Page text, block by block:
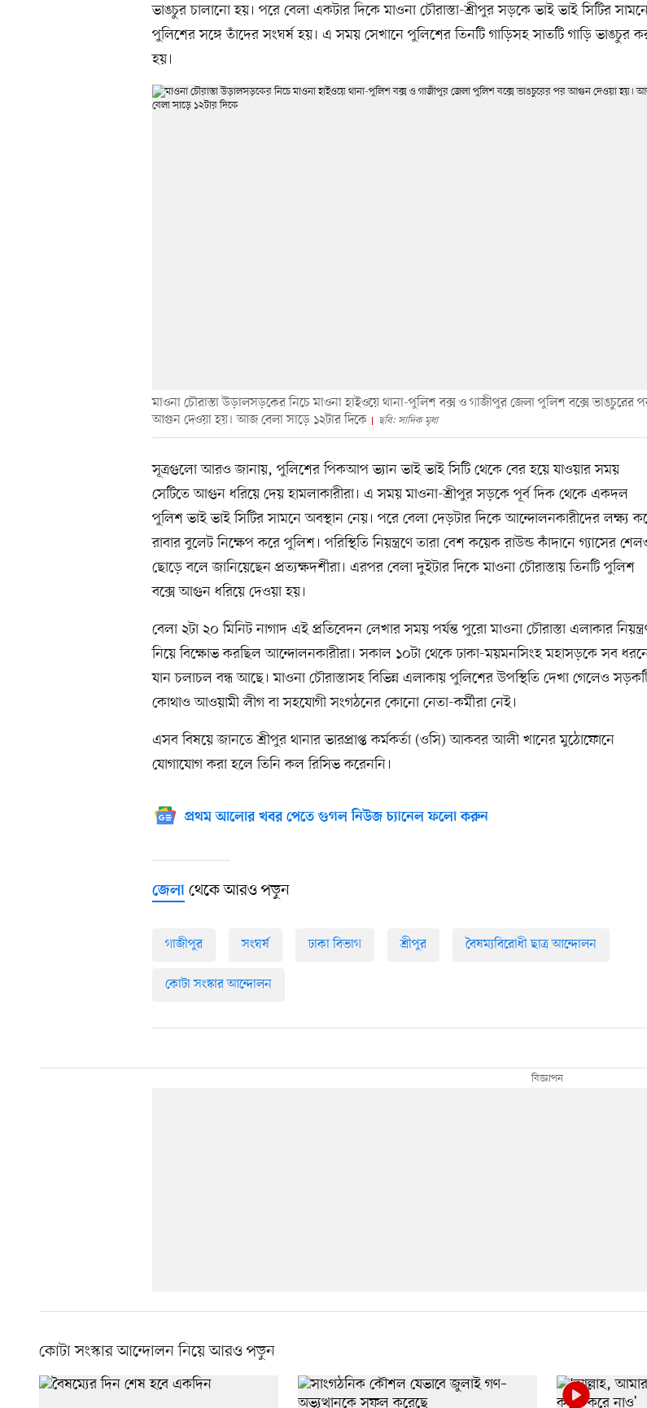
ভাঙচুর চালানো হয়। পরে বেলা একটার দিকে মাওনা চৌরাস্তা-শ্রীপুর সড়কে ভাই ভাই সিটির
পুলিশের সঙ্গে তাঁদের সংঘর্ষ হয়। এ সময় সেখানে পুলিশের তিনটি গাড়িসহ সাতটি গাড়ি ভাঙচুর
হয়।
মাওনা চৌরাস্তা উড়ালসড়কের নিচে মাওনা হাইওয়ে থানা-পুলিশ বক্স ও গাজীপুর জেলা পুলিশ বক্সে ভাঙচুরের
আগুন দেওয়া হয়। আজ বেলা সাড়ে ১২টার দিকে
ছবি: সাদিক মৃধা
সূত্রগুলো আরও জানায়, পুলিশের পিকআপ ভ্যান ভাই ভাই সিটি থেকে বের হয়ে যাওয়ার সময়
সেটিতে আগুন ধরিয়ে দেয় হামলাকারীরা। এ সময় মাওনা-শ্রীপুর সড়কে পূর্ব দিক থেকে একদল
পুলিশ ভাই ভাই সিটির সামনে অবস্থান নেয়। পরে বেলা দেড়টার দিকে আন্দোলনকারীদের লক্ষ্য
রাবার বুলেট নিক্ষেপ করে পুলিশ। পরিস্থিতি নিয়ন্ত্রণে তারা বেশ কয়েক রাউন্ড কাঁদানে গ্যাসের
ছোড়ে বলে জানিয়েছেন প্রত্যক্ষদর্শীরা। এরপর বেলা দুইটার দিকে মাওনা চৌরাস্তায় তিনটি পুলিশ
বক্সে আগুন ধরিয়ে দেওয়া হয়।
বেলা ২টা ২০ মিনিট নাগাদ এই প্রতিবেদন লেখার সময় পর্যন্ত পুরো মাওনা চৌরাস্তা এলাকার
নিয়ে বিক্ষোভ করছিল আন্দোলনকারীরা। সকাল ১০টা থেকে ঢাকা-ময়মনসিংহ মহাসড়কে সব
যান চলাচল বন্ধ আছে। মাওনা চৌরাস্তাসহ বিভিন্ন এলাকায় পুলিশের উপস্থিতি দেখা গেলেও
কোথাও আওয়ামী লীগ বা সহযোগী সংগঠনের কোনো নেতা-কর্মীরা নেই।
এসব বিষয়ে জানতে শ্রীপুর থানার ভারপ্রাপ্ত কর্মকর্তা (ওসি) আকবর আলী খানের মুঠোফোনে
যোগাযোগ করা হলে তিনি কল রিসিভ করেননি।
প্রথম আলোর খবর পেতে গুগল নিউজ চ্যানেল ফলো করুন
জেলা থেকে আরও পড়ুন
গাজীপুর সংঘর্ষ ঢাকা বিভাগ শ্রীপুর বৈষম্যবিরোধী ছাত্র আন্দোলন
কোটা সংস্কার আন্দোলন
কোটা সংস্কার আন্দোলন নিয়ে আরও পড়ুন